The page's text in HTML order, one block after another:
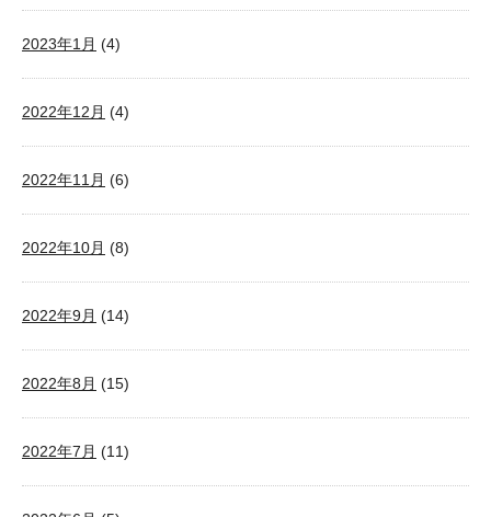
2023年1月 (4)
2022年12月 (4)
2022年11月 (6)
2022年10月 (8)
2022年9月 (14)
2022年8月 (15)
2022年7月 (11)